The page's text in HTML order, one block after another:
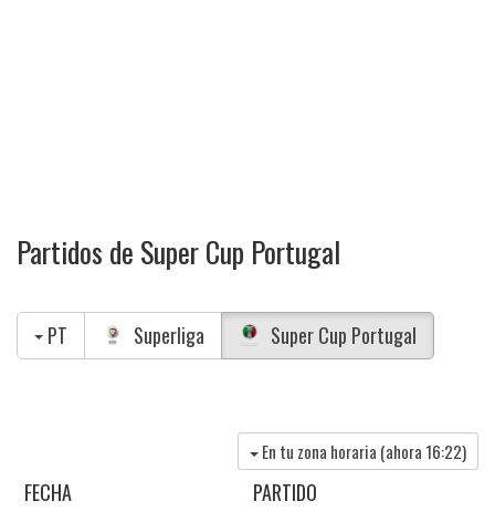
Partidos de Super Cup Portugal
PT Superliga Super Cup Portugal
En tu zona horaria (ahora 16:22)
FECHA PARTIDO